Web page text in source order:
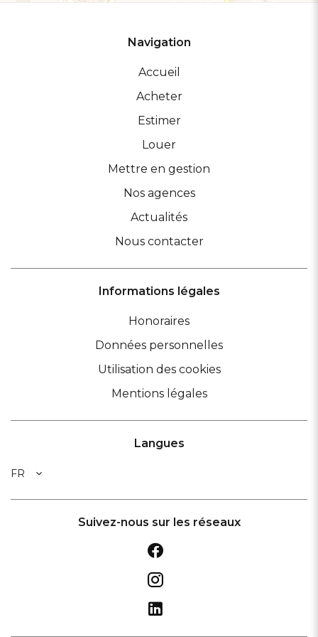
Navigation
Accueil
Acheter
Estimer
Louer
Mettre en gestion
Nos agences
Actualités
Nous contacter
Informations légales
Honoraires
Données personnelles
Utilisation des cookies
Mentions légales
Langues
FR
Suivez-nous sur les réseaux